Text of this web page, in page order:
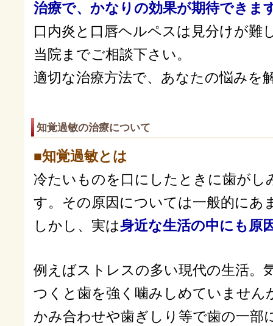
治療で、かなりの効果が期待できま
口内炎と口唇ヘルペスは見分けが難
当院までご相談下さい。
適切な治療方法で、あなたの悩みを
知覚過敏の治療について
■知覚過敏とは
冷たいものを口にしたときに歯がし
す。その原因については一般的にあ
しかし、実は身近な生活の中にも原
例えばストレスの多い現代の生活。
つくと歯を強く噛みしめていません
かみ合わせや歯ぎしり等で歯の一部